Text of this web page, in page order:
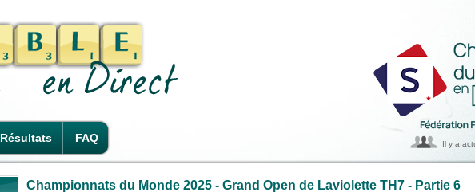
Résultats FAQ Il y a
Championnats du Monde 2025 - Grand Open de Laviolette TH7 - Partie 6